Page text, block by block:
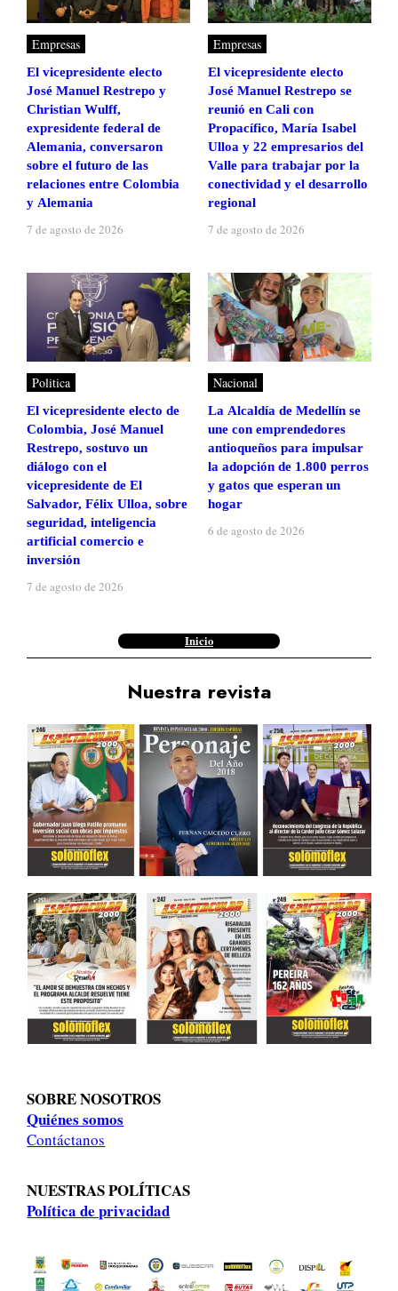
Empresas
El vicepresidente electo
José Manuel Restrepo y
Christian Wulff,
expresidente federal de
Alemania, conversaron
sobre el futuro de las
relaciones entre Colombia
y Alemania
7 de agosto de 2026
Empresas
El vicepresidente electo
José Manuel Restrepo se
reunió en Cali con
Propacífico, María Isabel
Ulloa y 22 empresarios del
Valle para trabajar por la
conectividad y el desarrollo
regional
7 de agosto de 2026
Politica
El vicepresidente electo de
Colombia, José Manuel
Restrepo, sostuvo un
diálogo con el
vicepresidente de El
Salvador, Félix Ulloa, sobre
seguridad, inteligencia
artificial comercio e
inversión
7 de agosto de 2026
Nacional
La Alcaldía de Medellín se
une con emprendedores
antioqueños para impulsar
la adopción de 1.800 perros
y gatos que esperan un
hogar
6 de agosto de 2026
Inicio
Nuestra revista
SOBRE NOSOTROS
Quiénes somos
Contáctanos
NUESTRAS POLÍTICAS
Política de privacidad